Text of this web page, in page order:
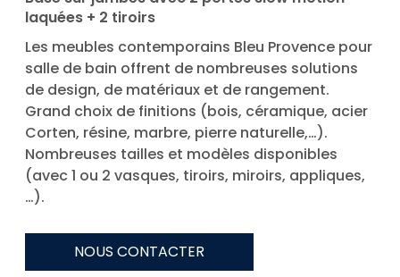
laquées + 2 tiroirs
Les meubles contemporains Bleu Provence pour
salle de bain offrent de nombreuses solutions
de design, de matériaux et de rangement.
Grand choix de finitions (bois, céramique, acier
Corten, résine, marbre, pierre naturelle,…).
Nombreuses tailles et modèles disponibles
(avec 1 ou 2 vasques, tiroirs, miroirs, appliques,
…).
NOUS CONTACTER